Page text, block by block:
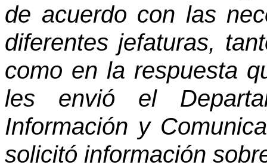
de acuerdo con las
diferentes jefaturas,
como en la respuesta
les envió el
Información y
solicitó información